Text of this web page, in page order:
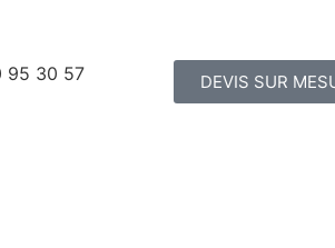
95 30 57 DEVIS SUR